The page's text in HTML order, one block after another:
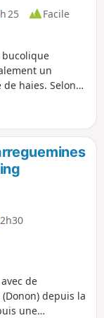
25
Facile
un
haies. Selon
territoire qui
2h30
de
depuis la
une